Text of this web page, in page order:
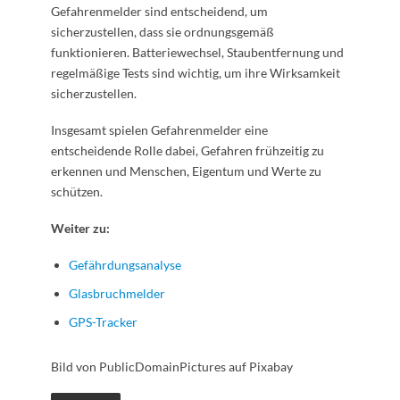
Gefahrenmelder sind entscheidend, um
sicherzustellen, dass sie ordnungsgemäß
funktionieren. Batteriewechsel, Staubentfernung und
regelmäßige Tests sind wichtig, um ihre Wirksamkeit
sicherzustellen.
Insgesamt spielen Gefahrenmelder eine
entscheidende Rolle dabei, Gefahren frühzeitig zu
erkennen und Menschen, Eigentum und Werte zu
schützen.
Weiter zu:
Gefährdungsanalyse
Glasbruchmelder
GPS-Tracker
Bild von PublicDomainPictures auf Pixabay